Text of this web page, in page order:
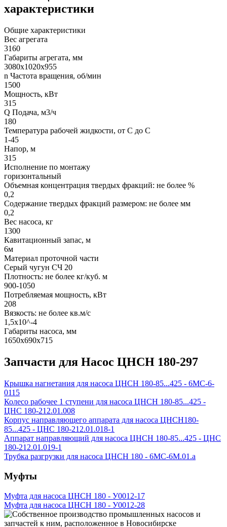
характеристики
Общие характеристики
Вес агрегата
3160
Габариты агрегата, мм
3080х1020х955
n Частота вращения, об/мин
1500
Мощность, кВт
315
Q Подача, м3/ч
180
Температура рабочей жидкости, от С до С
1-45
Напор, м
315
Исполнение по монтажу
горизонтальный
Объемная концентрация твердых фракций: не более %
0,2
Содержание твердых фракций размером: не более мм
0,2
Вес насоса, кг
1300
Кавитационный запас, м
6м
Материал проточной части
Серый чугун СЧ 20
Плотность: не более кг/куб. м
900-1050
Потребляемая мощность, кВт
208
Вязкость: не более кв.м/с
1,5х10^-4
Габариты насоса, мм
1650х690х715
Запчасти для Насос ЦНСН 180-297
Крышка нагнетания для насоса ЦНСН 180-85...425 - 6МС-6-
0115
Колесо рабочее 1 ступени для насоса ЦНСН 180-85...425 -
ЦНС 180-212.01.008
Корпус направляющего аппарата для насоса ЦНСН180-
85...425 - ЦНС 180-212.01.018-1
Аппарат направляющий для насоса ЦНСН 180-85...425 - ЦНС
180-212.01.019-1
Трубка разгрузки для насоса ЦНСН 180 - 6МС-6М.01.а
Муфты
Муфта для насоса ЦНСН 180 - У0012-17
Муфта для насоса ЦНСН 180 - У0012-28